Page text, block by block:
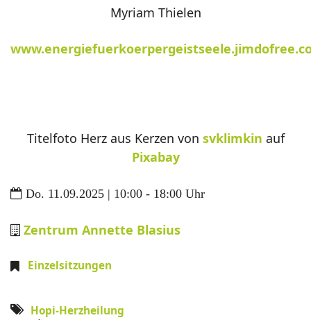
Myriam Thielen
Titelfoto Herz aus Kerzen von svklimkin auf
Pixabay
Do. 11.09.2025 | 10:00 - 18:00 Uhr
Zentrum Annette Blasius
Einzelsitzungen
Hopi-Herzheilung